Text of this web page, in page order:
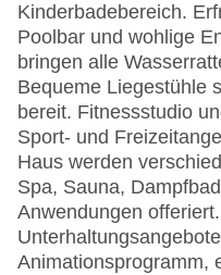
Kinderbadebereich.
Poolbar und wohlige
bringen alle
Bequeme Liegestühle
bereit. Fitnessstudio
Sport- und
Haus werden
Spa, Sauna,
Anwendungen
Animationsprogramm,